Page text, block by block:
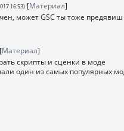
16:53) [Материал]
может GSC ты тоже
[Материал]
скрипты и сценки в моде
один из самых популярных